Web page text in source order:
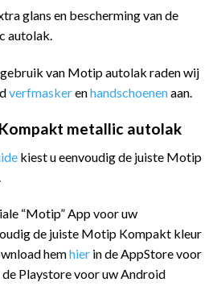
glans en bescherming van de
autolak.
van Motip autolak raden wij
verfmaskerenhandschoenenaan.
metallic autolak
kiest u eenvoudig de juiste Motip
“Motip” App voor uw
de juiste Motip Kompakt kleur
hemhier in de AppStore voor
Playstore voor uw Android